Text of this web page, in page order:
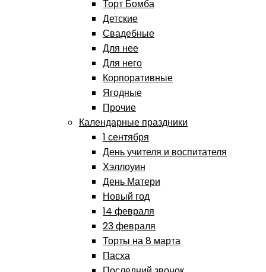
Торт Бомба
Детские
Свадебные
Для нее
Для него
Корпоративные
Ягодные
Прочие
Календарные праздники
1 сентября
День учителя и воспитателя
Хэллоуин
День Матери
Новый год
14 февраля
23 февраля
Торты на 8 марта
Пасха